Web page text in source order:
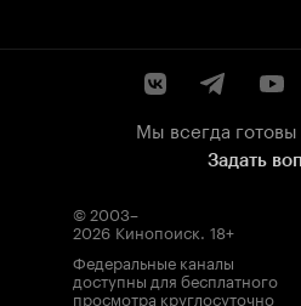
Мы всегда
Задать
© 2003–
2026 Кинопоиск. 18+
Федеральные каналы
доступны для бесплатного
просмотра круглосуточно